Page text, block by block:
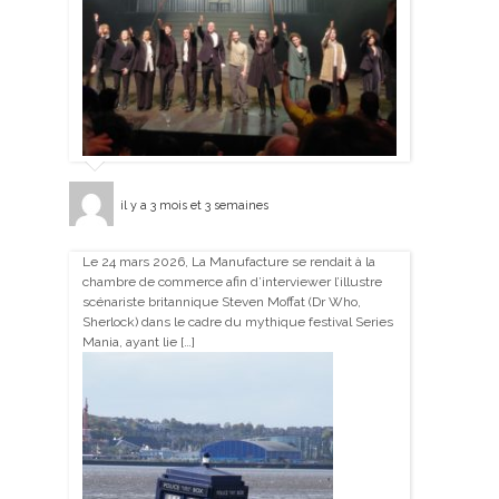
il y a 3 mois et 3 semaines
Le 24 mars 2026, La Manufacture se rendait à la
chambre de commerce afin d’interviewer l’illustre
scénariste britannique Steven Moffat (Dr Who,
Sherlock) dans le cadre du mythique festival Series
Mania, ayant lie […]